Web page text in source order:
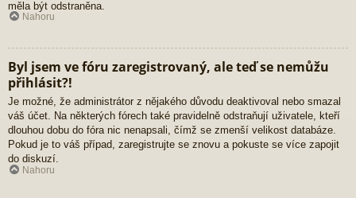
měla být odstraněna.
Nahoru
Byl jsem ve fóru zaregistrovaný, ale teď se nemůžu
přihlásit?!
Je možné, že administrátor z nějakého důvodu deaktivoval nebo smazal
váš účet. Na některých fórech také pravidelně odstraňují uživatele, kteří
dlouhou dobu do fóra nic nenapsali, čímž se zmenší velikost databáze.
Pokud je to váš případ, zaregistrujte se znovu a pokuste se více zapojit
do diskuzí.
Nahoru